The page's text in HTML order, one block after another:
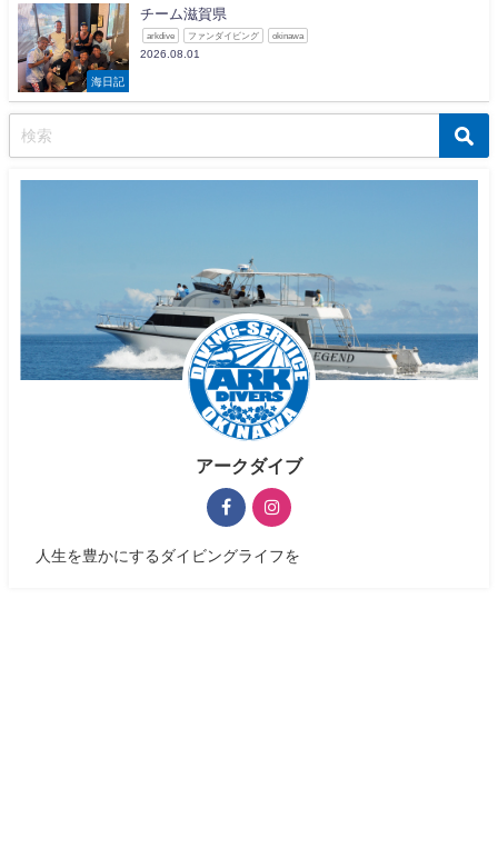
海日記
チーム滋賀県
arkdive ファンダイビング okinawa
2026.08.01
アークダイブ
人生を豊かにするダイビングライフを